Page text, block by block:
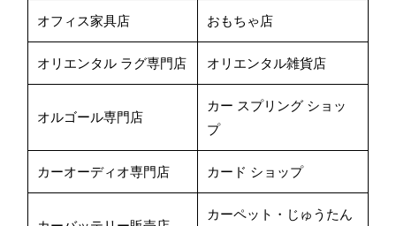
オフィス家具店 おもちゃ店
オリエンタル ラグ専門店 オリエンタル雑貨店
オルゴール専門店
カー スプリング ショッ
プ
カーオーディオ専門店 カード ショップ
カーペット・じゅうたん